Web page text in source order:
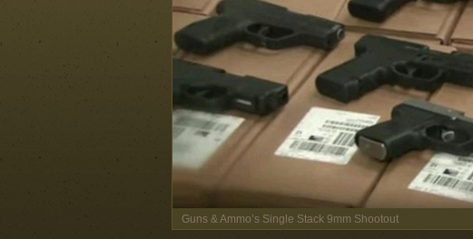
Guns & Ammo’s Single Stack 9mm Shootout